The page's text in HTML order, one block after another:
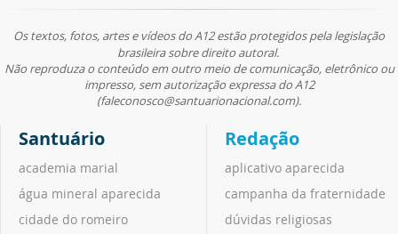
Os textos, fotos, artes e vídeos do A12 estão protegidos pela legislação
brasileira sobre direito autoral.
Não reproduza o conteúdo em outro meio de comunicação, eletrônico ou
impresso, sem autorização expressa do A12
(faleconosco@santuarionacional.com).
Santuário
academia marial
água mineral aparecida
cidade do romeiro
Redação
aplicativo aparecida
campanha da fraternidade
dúvidas religiosas